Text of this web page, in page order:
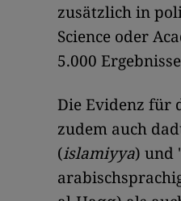
zusätzlich in
Science oder
5.000
Die Evidenz für
zudem auch
(islamiyya) und